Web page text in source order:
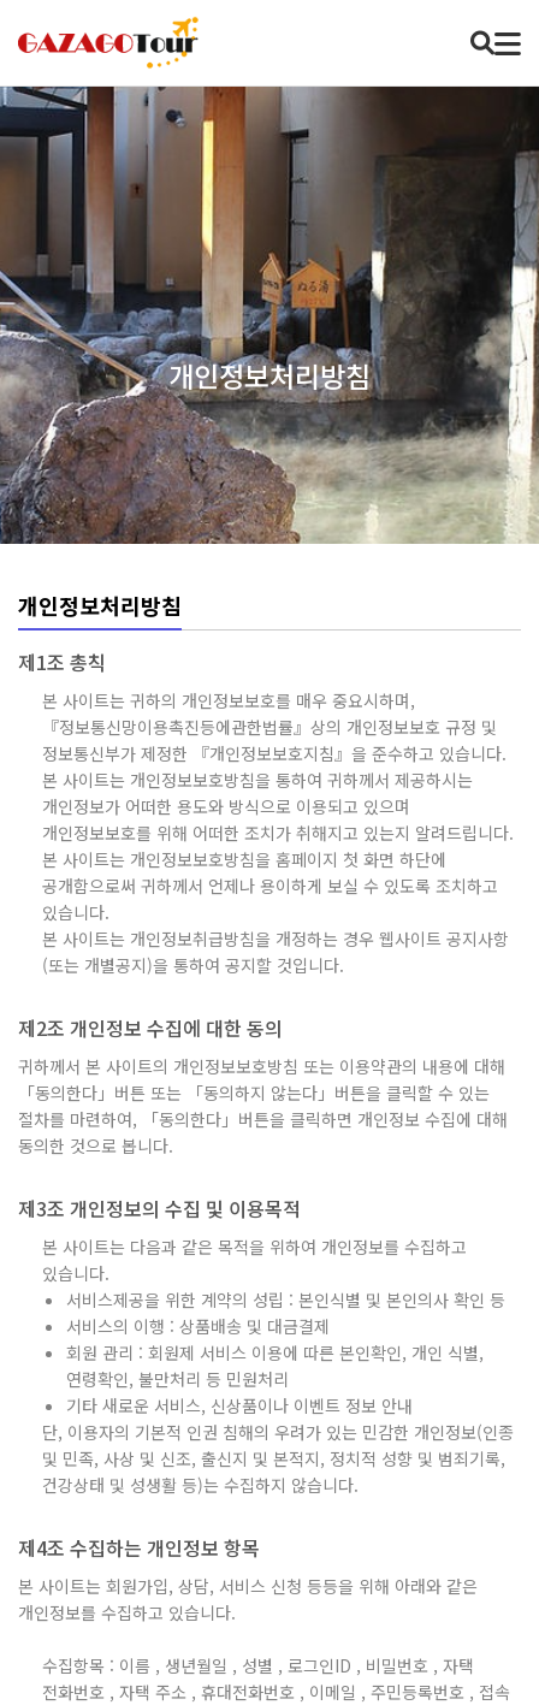
개인정보처리방침
개인정보처리방침
제1조 총칙
본 사이트는 귀하의 개인정보보호를 매우 중요시하며,
『정보통신망이용촉진등에관한법률』상의 개인정보보호 규정 및
정보통신부가 제정한 『개인정보보호지침』을 준수하고 있습니다.
본 사이트는 개인정보보호방침을 통하여 귀하께서 제공하시는
개인정보가 어떠한 용도와 방식으로 이용되고 있으며
개인정보보호를 위해 어떠한 조치가 취해지고 있는지 알려드립니다.
본 사이트는 개인정보보호방침을 홈페이지 첫 화면 하단에
공개함으로써 귀하께서 언제나 용이하게 보실 수 있도록 조치하고
있습니다.
본 사이트는 개인정보취급방침을 개정하는 경우 웹사이트 공지사항
(또는 개별공지)을 통하여 공지할 것입니다.
제2조 개인정보 수집에 대한 동의
귀하께서 본 사이트의 개인정보보호방침 또는 이용약관의 내용에 대해
「동의한다」버튼 또는 「동의하지 않는다」버튼을 클릭할 수 있는
절차를 마련하여, 「동의한다」버튼을 클릭하면 개인정보 수집에 대해
동의한 것으로 봅니다.
제3조 개인정보의 수집 및 이용목적
본 사이트는 다음과 같은 목적을 위하여 개인정보를 수집하고
있습니다.
서비스제공을 위한 계약의 성립 : 본인식별 및 본인의사 확인 등
서비스의 이행 : 상품배송 및 대금결제
회원 관리 : 회원제 서비스 이용에 따른 본인확인, 개인 식별,
연령확인, 불만처리 등 민원처리
기타 새로운 서비스, 신상품이나 이벤트 정보 안내
단, 이용자의 기본적 인권 침해의 우려가 있는 민감한 개인정보(인종
및 민족, 사상 및 신조, 출신지 및 본적지, 정치적 성향 및 범죄기록,
건강상태 및 성생활 등)는 수집하지 않습니다.
제4조 수집하는 개인정보 항목
본 사이트는 회원가입, 상담, 서비스 신청 등등을 위해 아래와 같은
개인정보를 수집하고 있습니다.
수집항목 : 이름 , 생년월일 , 성별 , 로그인ID , 비밀번호 , 자택
전화번호 , 자택 주소 , 휴대전화번호 , 이메일 , 주민등록번호 , 접속